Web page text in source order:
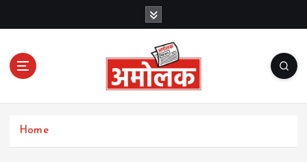
c
Amolak News
Home